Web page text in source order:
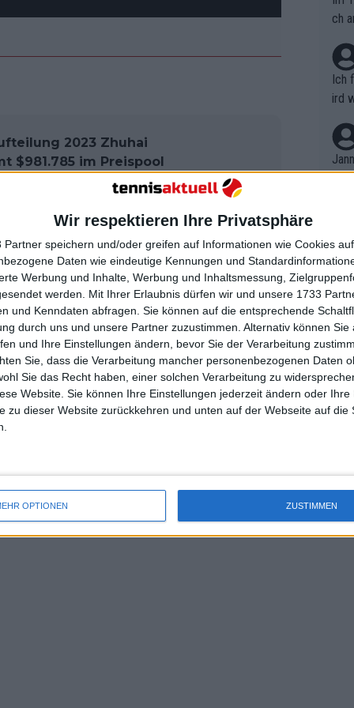
Wir respektieren Ihre Privatsphäre
Partner speichern und/oder greifen auf Informationen wie Cookies
Daten wie eindeutige Kennungen und
Werbung und Inhalte, Werbung und Inhaltsmessung,
werden. Mit Ihrer Erlaubnis dürfen wir und unsere 1733
und Kenndaten abfragen. Sie können auf die entsprechende
durch uns und unsere Partner zuzustimmen. Alternativ können Sie
und Ihre Einstellungen ändern, bevor Sie der Verarbeitung
Sie, dass die Verarbeitung mancher personenbezogenen Daten
Sie das Recht haben, einer solchen Verarbeitung zu
Website. Sie können Ihre Einstellungen jederzeit ändern oder Ihre
zu dieser Website zurückkehren und unten auf der Webseite auf die
OPTIONEN ZUSTIMMEN
2023 Zhuhai
$981.785 im Preispool
Khachanov
um einen Tiebreak zu
Tiebreak im letzten Satz ihres
konnte diesen Erfolg auch hier
den Satz gewann.
zurück und Khachanov hatte es im
sich ein Doppelbreak und hielt
ein Spiel auf dem Brett hatte.
Khachanov, der in letzter Zeit mit
und seit den diesjährigen French
auch sein erster ATP-Titel seit fünf
im Spiel ist.
ch
Ich
ird
r in
em
t,
B.
on
uss
mal
des
n
nt.
kel